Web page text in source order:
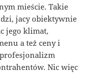
mieście. Takie
jacy obiektywnie
jego klimat,
a też ceny i
Nic więc